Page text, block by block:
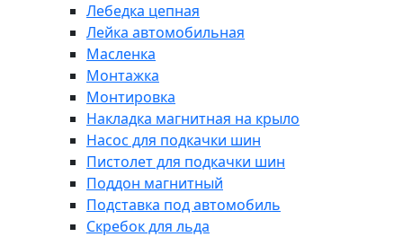
Лебедка цепная
Лейка автомобильная
Масленка
Монтажка
Монтировка
Накладка магнитная на крыло
Насос для подкачки шин
Пистолет для подкачки шин
Поддон магнитный
Подставка под автомобиль
Скребок для льда